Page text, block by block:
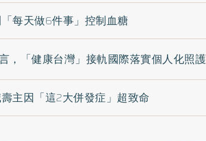
每天做6件事」控制血糖
，「健康台灣」接軌國際落實個人化照護
主因「這2大併發症」超致命